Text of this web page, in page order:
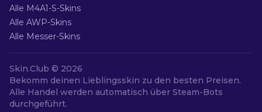
Alle M4A1-S-Skins
Alle AWP-Skins
Alle Messer-Skins
Skin.Club © 2026
Bekomm deinen Lieblingsskin zu den besten Preisen.
Alle Handel werden automatisch über Steam-Bots
durchgeführt.